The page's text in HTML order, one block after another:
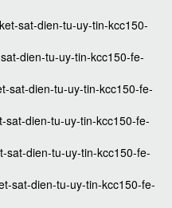
sat-dien-tu-uy-tin-kcc150-
dien-tu-uy-tin-kcc150-fe-
sat-dien-tu-uy-tin-kcc150-fe-
sat-dien-tu-uy-tin-kcc150-fe-
sat-dien-tu-uy-tin-kcc150-fe-
sat-dien-tu-uy-tin-kcc150-fe-